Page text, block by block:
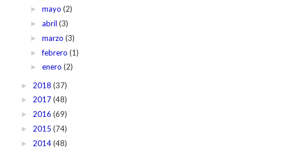
► mayo (2)
► abril (3)
► marzo (3)
►febrero (1)
► enero (2)
► 2018 (37)
► 2017(48)
► 2016 (69)
► 2015 (74)
► 2014(48)